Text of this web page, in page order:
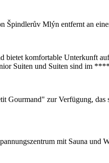
Špindlerův Mlýn entfernt an
bietet komfortable
Suiten und Suiten sind im
Gourmand" zur Verfügung,
mit Sauna und